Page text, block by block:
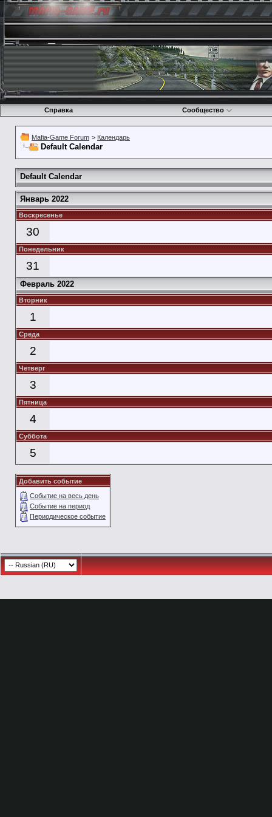
Справка Сообщество
Mafia-Game Forum > Календарь
Default Calendar
Default Calendar
Январь 2022
Воскресенье
30
Понедельник
31
Февраль 2022
Вторник
1
Среда
2
Четверг
3
Пятница
4
Суббота
5
Добавить событие
Событие на весь день
Событие на период
Периодическое событие